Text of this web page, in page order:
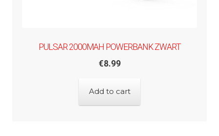
PULSAR 2000MAH POWERBANK ZWART
€8.99
Add to cart